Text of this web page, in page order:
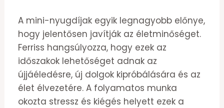
A mini-nyugdíjak egyik legnagyobb előnye,
hogy jelentősen javítják az életminőséget.
Ferriss hangsúlyozza, hogy ezek az
időszakok lehetőséget adnak az
újjáéledésre, új dolgok kipróbálására és az
élet élvezetére. A folyamatos munka
okozta stressz és kiégés helyett ezek a